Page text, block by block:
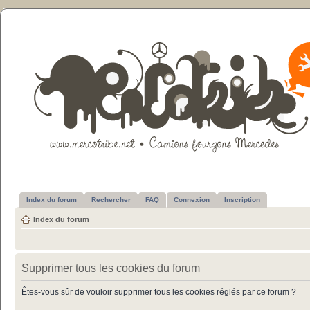
Index du forum Rechercher FAQ Connexion Inscription
Index du forum
Supprimer tous les cookies du forum
Êtes-vous sûr de vouloir supprimer tous les cookies réglés par ce forum ?